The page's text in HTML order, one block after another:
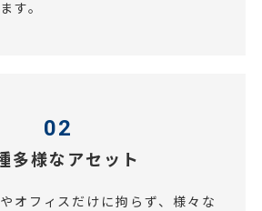
す。
02
多様なアセット
オフィスだけに拘らず、様々な